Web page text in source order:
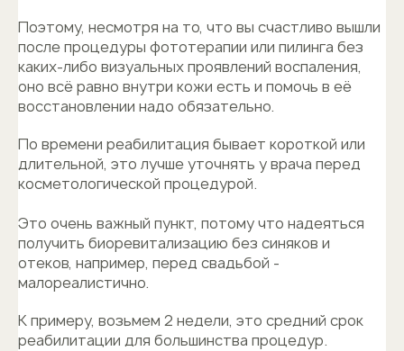
Поэтому, несмотря на то, что вы счастливо вышли
после процедуры фототерапии или пилинга без
каких-либо визуальных проявлений воспаления,
оно всё равно внутри кожи есть и помочь в её
восстановлении надо обязательно.
По времени реабилитация бывает короткой или
длительной, это лучше уточнять у врача перед
косметологической процедурой.
Это очень важный пункт, потому что надеяться
получить биоревитализацию без синяков и
отеков, например, перед свадьбой -
малореалистично.
К примеру, возьмем 2 недели, это средний срок
реабилитации для большинства процедур.